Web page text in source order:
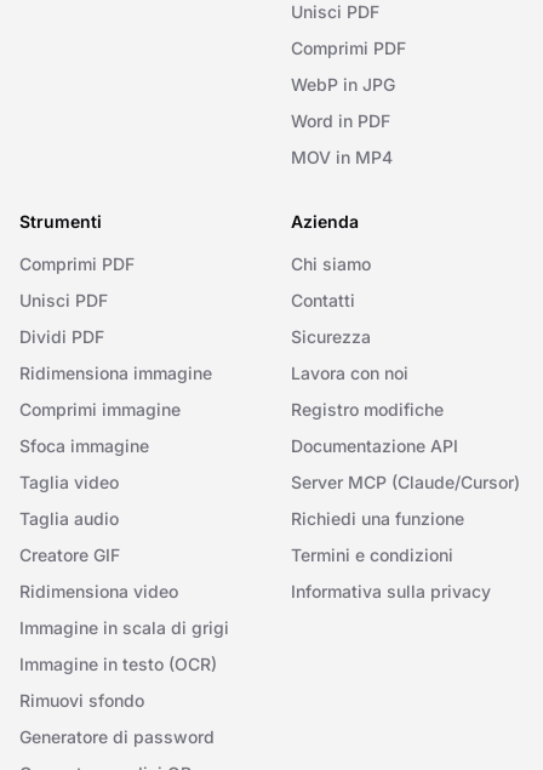
Unisci PDF
Comprimi PDF
WebP in JPG
Word in PDF
MOV in MP4
Strumenti
Comprimi PDF
Unisci PDF
Dividi PDF
Ridimensiona immagine
Comprimi immagine
Sfoca immagine
Taglia video
Taglia audio
Creatore GIF
Ridimensiona video
Immagine in scala di grigi
Immagine in testo (OCR)
Rimuovi sfondo
Generatore di password
Azienda
Chi siamo
Contatti
Sicurezza
Lavora con noi
Registro modifiche
Documentazione API
Server MCP (Claude/Cursor)
Richiedi una funzione
Termini e condizioni
Informativa sulla privacy